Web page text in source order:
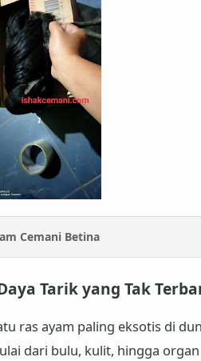
Cemani Betina
Tarik yang Tak
ras ayam paling eksotis di
dari bulu, kulit, hingga